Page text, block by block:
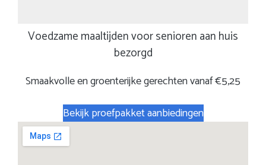
Voedzame maaltijden voor senioren aan huis
bezorgd
Smaakvolle en groenterijke gerechten vanaf €5,25
Bekijk proefpakket aanbiedingen